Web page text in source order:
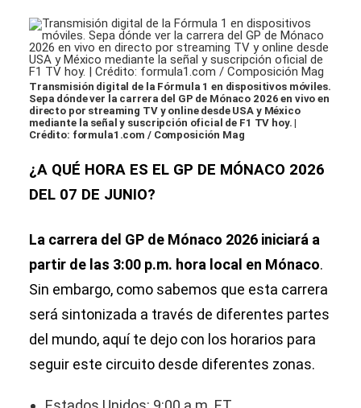
Transmisión digital de la Fórmula 1 en dispositivos móviles.
Sepa dónde ver la carrera del GP de Mónaco 2026 en vivo en
directo por streaming TV y online desde USA y México
mediante la señal y suscripción oficial de F1 TV hoy. |
Crédito: formula1.com / Composición Mag
¿A QUÉ HORA ES EL GP DE MÓNACO 2026
DEL 07 DE JUNIO?
La carrera del GP de Mónaco 2026 iniciará a
partir de las 3:00 p.m. hora local en Mónaco.
Sin embargo, como sabemos que esta carrera
será sintonizada a través de diferentes partes
del mundo, aquí te dejo con los horarios para
seguir este circuito desde diferentes zonas.